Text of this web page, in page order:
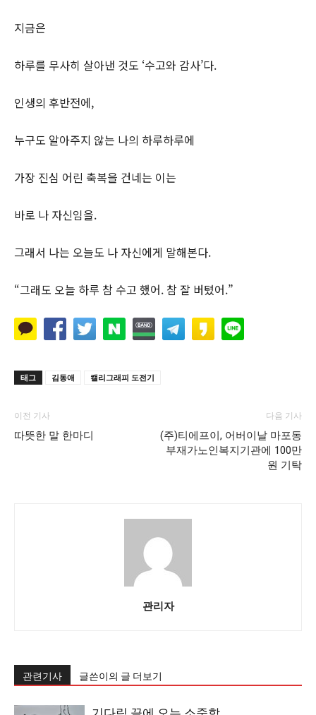
지금은
하루를 무사히 살아낸 것도 ‘수고와 감사’다.
인생의 후반전에,
누구도 알아주지 않는 나의 하루하루에
가장 진심 어린 축복을 건네는 이는
바로 나 자신임을.
그래서 나는 오늘도 나 자신에게 말해본다.
“그래도 오늘 하루 참 수고 했어. 참 잘 버텼어.”
태그 김동애 캘리그래피 도전기
이전 기사
따뜻한 말 한마디
다음 기사
(주)티에프이, 어버이날 마포동
부재가노인복지기관에 100만
원 기탁
관리자
관련기사 글쓴이의 글 더보기